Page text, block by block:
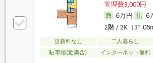
管理費3,000円
6万円
6
2階 / 2K（
更新料なし 二人暮らし
駐車場(近隣含)
インターネット無料